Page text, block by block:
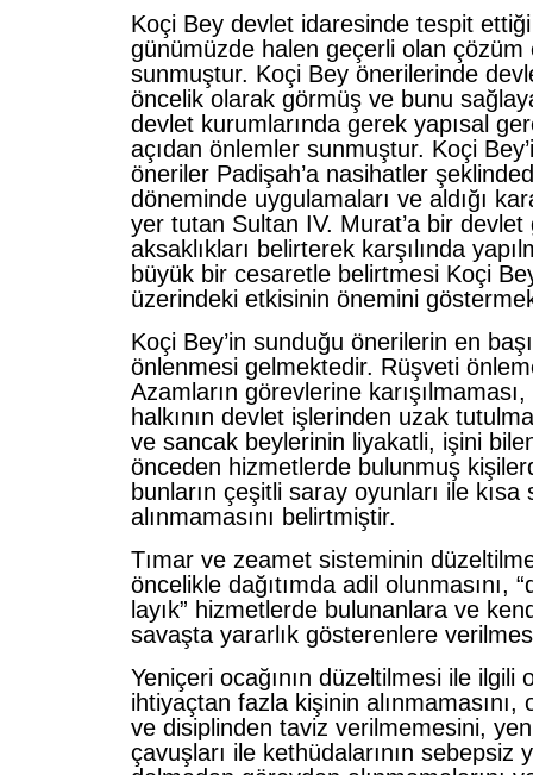
Koçi Bey devlet idaresinde tespit
günümüzde halen geçerli olan çözüm
sunmuştur. Koçi Bey önerilerinde
öncelik olarak görmüş ve bunu
devlet kurumlarında gerek yapısal
açıdan önlemler sunmuştur. Koçi
öneriler Padişah’a nasihatler
döneminde uygulamaları ve aldığı
yer tutan Sultan IV. Murat’a bir devlet
aksaklıkları belirterek karşılında
büyük bir cesaretle belirtmesi Koçi
üzerindeki etkisinin önemini
Koçi Bey’in sunduğu önerilerin en
önlenmesi gelmektedir. Rüşveti
Azamların görevlerine
halkının devlet işlerinden uzak
ve sancak beylerinin liyakatli, işini
önceden hizmetlerde bulunmuş
bunların çeşitli saray oyunları ile
alınmamasını belirtmiştir.
Tımar ve zeamet sisteminin
öncelikle dağıtımda adil olunmasını,
layık” hizmetlerde bulunanlara ve
savaşta yararlık gösterenlere
Yeniçeri ocağının düzeltilmesi ile ilgili
ihtiyaçtan fazla kişinin alınmamasını,
ve disiplinden taviz verilmemesini,
çavuşları ile kethüdalarının sebepsiz